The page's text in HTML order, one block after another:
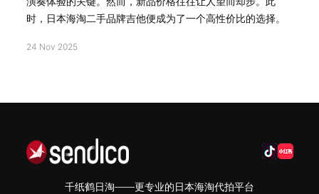
时，日本海淘二手品牌吉他便成为了一个高性价比的选择。
24 Nov 2025
千纸鹤日淘——更专业的日本海淘代拍平台